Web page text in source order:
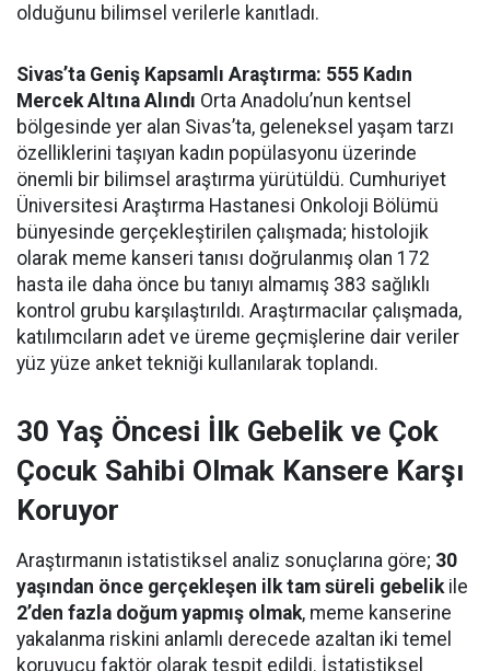
olduğunu bilimsel verilerle kanıtladı.
Sivas’ta Geniş Kapsamlı Araştırma: 555 Kadın
Mercek Altına Alındı Orta Anadolu’nun kentsel
bölgesinde yer alan Sivas’ta, geleneksel yaşam tarzı
özelliklerini taşıyan kadın popülasyonu üzerinde
önemli bir bilimsel araştırma yürütüldü. Cumhuriyet
Üniversitesi Araştırma Hastanesi Onkoloji Bölümü
bünyesinde gerçekleştirilen çalışmada; histolojik
olarak meme kanseri tanısı doğrulanmış olan 172
hasta ile daha önce bu tanıyı almamış 383 sağlıklı
kontrol grubu karşılaştırıldı. Araştırmacılar çalışmada,
katılımcıların adet ve üreme geçmişlerine dair veriler
yüz yüze anket tekniği kullanılarak toplandı.
30 Yaş Öncesi İlk Gebelik ve Çok
Çocuk Sahibi Olmak Kansere Karşı
Koruyor
Araştırmanın istatistiksel analiz sonuçlarına göre; 30
yaşından önce gerçekleşen ilk tam süreli gebelikile
2’den fazla doğum yapmış olmak, meme kanserine
yakalanma riskini anlamlı derecede azaltan iki temel
koruyucu faktör olarak tespit edildi. İstatistiksel